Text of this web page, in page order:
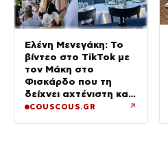
Ελένη Μενεγάκη: Το
βίντεο στο TikTok με
τον Μάκη στο
Φισκάρδο που τη
δείχνει αχτένιστη και
άβαφη
COUSCOUS.GR ↗